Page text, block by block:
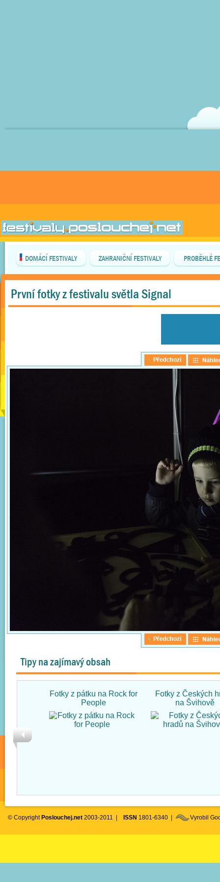
DOMÁCÍ FESTIVALY ZAHRANIČNÍ FESTIVALY PROBĚHLÉ
První fotky z festivalu světla Signal
Tipy na zajímavý obsah
Fotky z pátku na Rock for
People
Fotky z Českých
na Švihově
© Copyright Poslouchej.net 2003-2011 | ISSN 1801-6340 | Vyrobil